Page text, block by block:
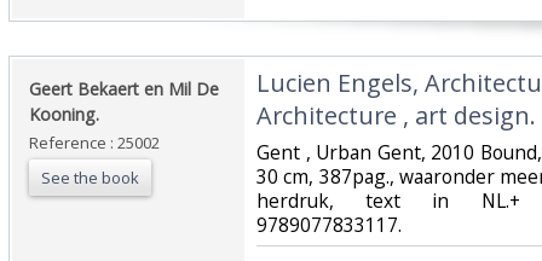
‎Geert Bekaert en Mil De
Kooning.‎
Reference : 25002
See the book
‎Lucien Engels,
Architecture , art design.‎
‎Gent , Urban Gent, 2010
30 cm, 387pag., waaronder
herdruk, text in NL.+
9789077833117.‎